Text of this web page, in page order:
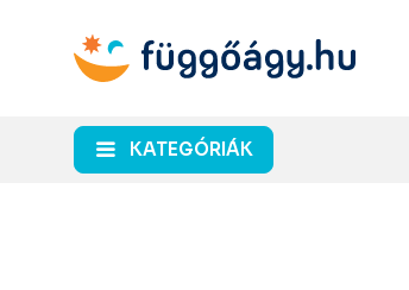
KATEGÓRIÁK